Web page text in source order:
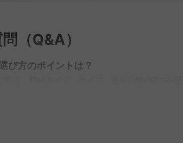
（Q&A）
び方のポイントは？